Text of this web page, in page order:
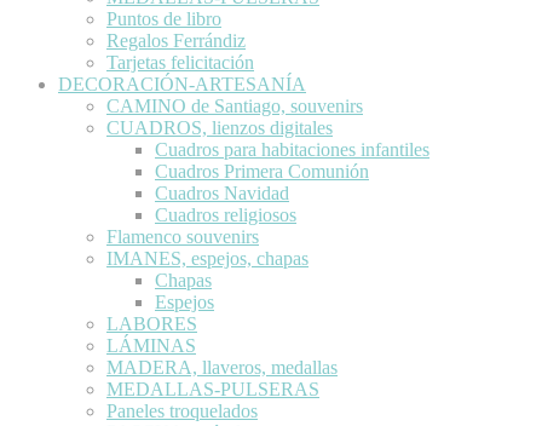
Puntos de libro
Regalos Ferrándiz
Tarjetas felicitación
DECORACIÓN-ARTESANÍA
CAMINO de Santiago, souvenirs
CUADROS, lienzos digitales
Cuadros para habitaciones infantiles
Cuadros Primera Comunión
Cuadros Navidad
Cuadros religiosos
Flamenco souvenirs
IMANES, espejos, chapas
Chapas
Espejos
LABORES
LÁMINAS
MADERA, llaveros, medallas
MEDALLAS-PULSERAS
Paneles troquelados